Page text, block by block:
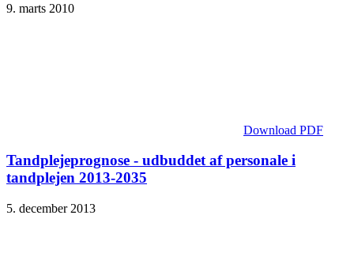
9. marts 2010
Download PDF
Tandplejeprognose - udbuddet af personale i
tandplejen 2013-2035
5. december 2013